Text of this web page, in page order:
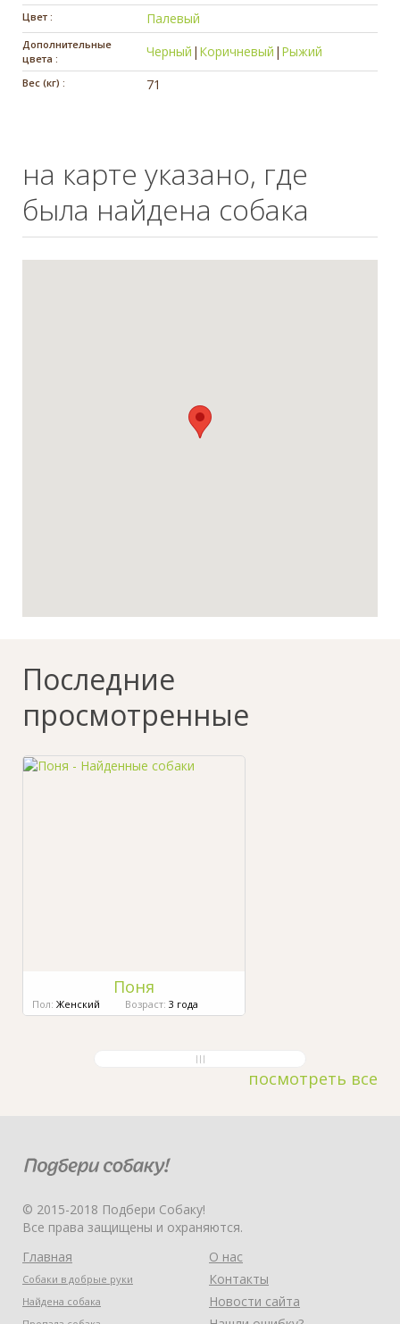
Цвет : Палевый
Дополнительные
цвета :
Черный | Коричневый | Рыжий
Вес (кг) : 71
на карте указано, где
была найдена собака
Последние
просмотренные
Поня
Пол: Женский Возраст: 3 года
посмотреть все
© 2015-2018 Подбери Собаку!
Все права защищены и охраняются.
Главная
Собаки в добрые руки
Найдена собака
О нас
Контакты
Новости сайта